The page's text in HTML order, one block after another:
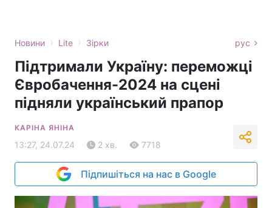
Новини › Lite › Зірки рус
Підтримали Україну: переможці
Євробачення-2024 на сцені
підняли український прапор
КАРІНА ЯНІНА
13:27, 24.07.24 2 хв. 7718
Підпишіться на нас в Google